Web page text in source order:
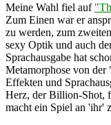
Meine Wahl fiel auf
Zum Einen war er
zu werden, zum
sexy Optik und auch
Sprachausgabe hat
Metamorphose von
Effekten und
Herz, der Billion-Shot,
macht ein Spiel an 'ihr'